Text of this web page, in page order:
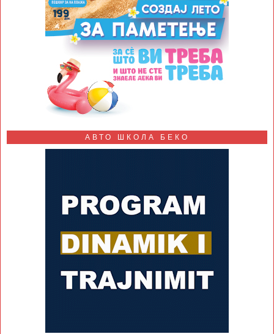
АВТО ШКОЛА БЕКО